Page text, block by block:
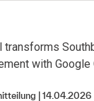
transforms
with Google
14.04.2026